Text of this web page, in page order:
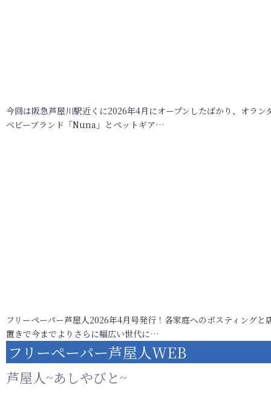
今回は阪急芦屋川駅近くに2026年4月にオープンしたばかり、オラン
ベビーブランド「Nuna」とペットギア…
フリーペーパー芦屋人2026年4月号発行！各家庭へのポスティングと
置きで今までよりさらに幅広い世代に…
フリーペーパー芦屋人WEB
芦屋人~あしやびと~